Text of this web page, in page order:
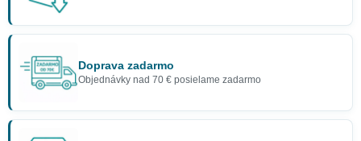
Doprava zadarmo
Objednávky nad 70 € posielame zadarmo